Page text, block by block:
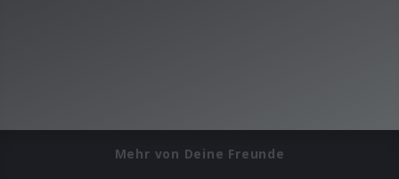
Mehr von Deine Freunde